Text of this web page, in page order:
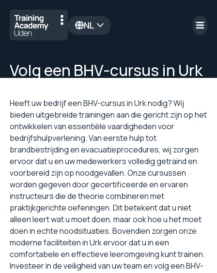
NL
Volg een BHV-cursus in Urk
Heeft uw bedrijf een BHV-cursus in Urk nodig? Wij
bieden uitgebreide trainingen aan die gericht zijn op het
ontwikkelen van essentiële vaardigheden voor
bedrijfshulpverlening. Van eerste hulp tot
brandbestrijding en evacuatieprocedures, wij zorgen
ervoor dat u en uw medewerkers volledig getraind en
voorbereid zijn op noodgevallen. Onze cursussen
worden gegeven door gecertificeerde en ervaren
instructeurs die de theorie combineren met
praktijkgerichte oefeningen. Dit betekent dat u niet
alleen leert wat u moet doen, maar ook hoe u het moet
doen in echte noodsituaties. Bovendien zorgen onze
moderne faciliteiten in Urk ervoor dat u in een
comfortabele en effectieve leeromgeving kunt trainen.
Investeer in de veiligheid van uw team en volg een BHV-